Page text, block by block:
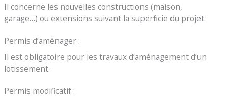
Il concerne les nouvelles constructions (maison,
garage…) ou extensions suivant la superficie du projet.
Permis d’aménager :
Il est obligatoire pour les travaux d’aménagement d’un
lotissement.
Permis modificatif :